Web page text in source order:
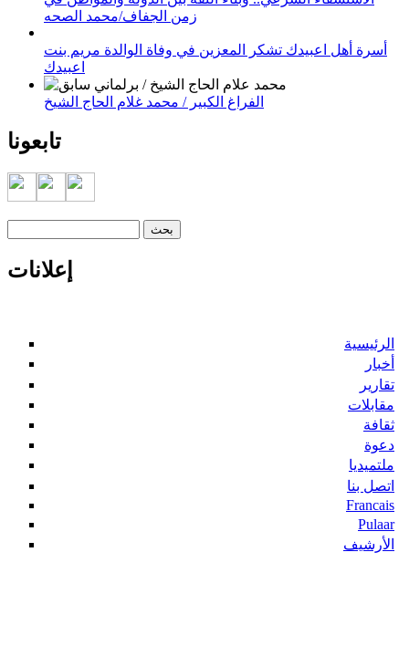
زمن الجفاف/محمد الصحه
أسرة أهل اعبيدك تشكر المعزين في وفاة الوالدة مريم بنت
اعبيدك
الفراغ الكبير / محمد غلام الحاج الشيخ
تابعونا
إعلانات
الرئيسية
أخبار
تقارير
مقابلات
ثقافة
دعوة
ملتميديا
اتصل بنا
Francais
Pulaar
الأرشيف